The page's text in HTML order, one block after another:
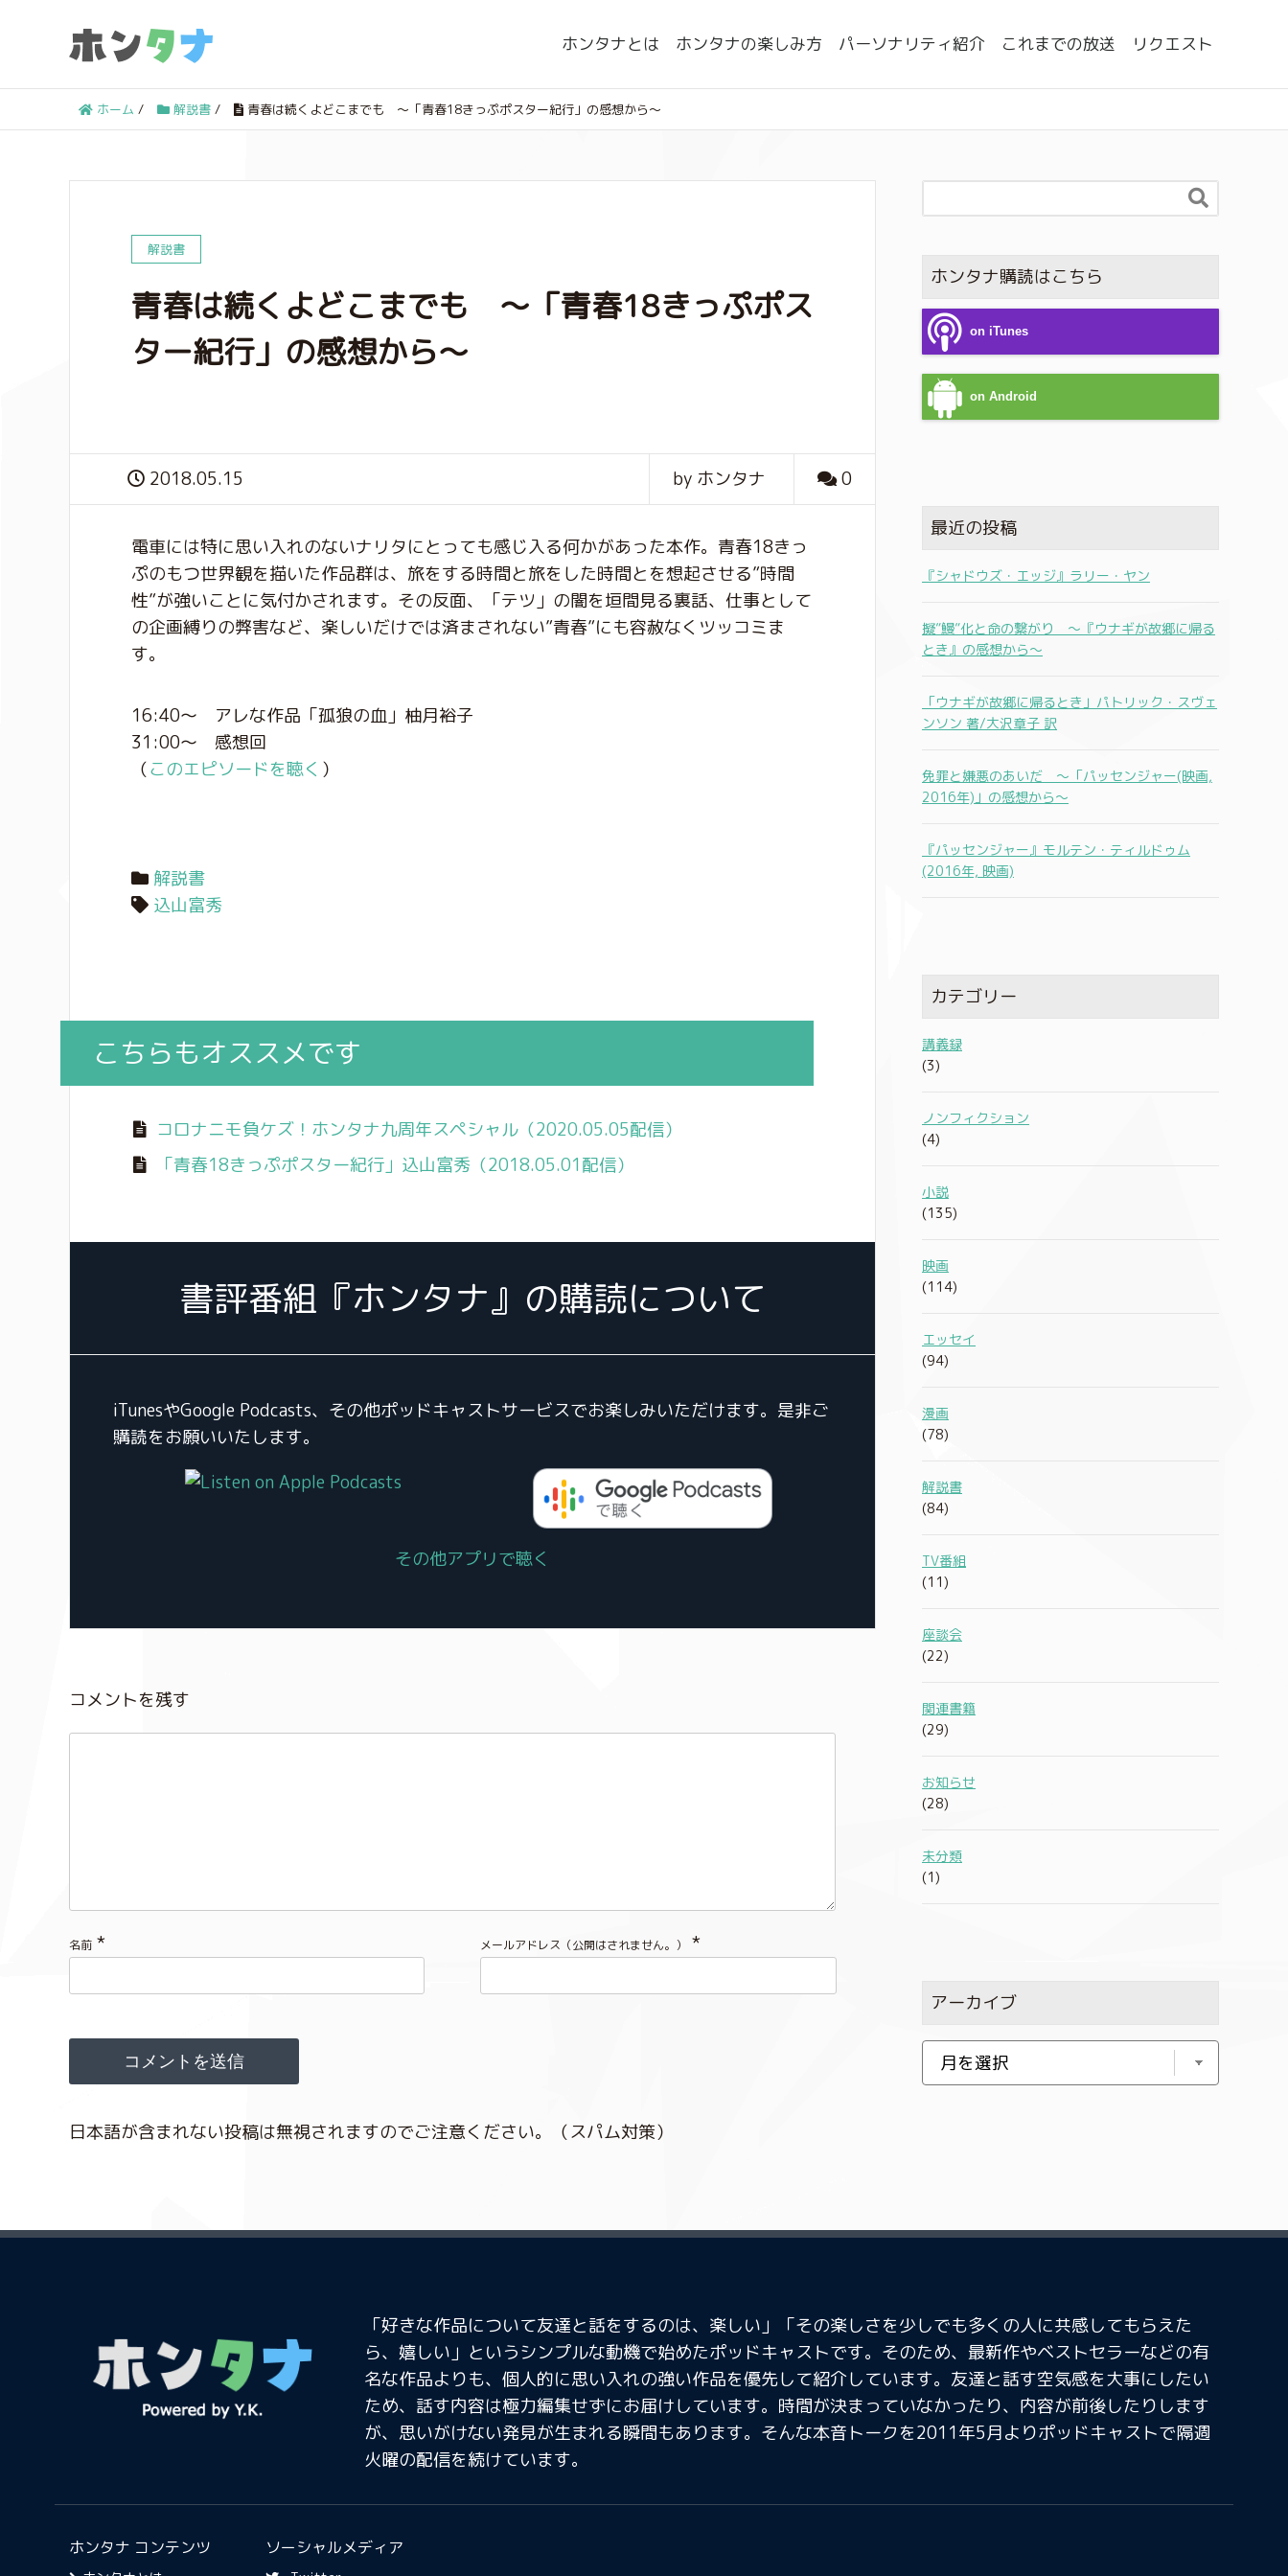
ホンタナとは ホンタナの楽しみ方 パーソナリティ紹介 これまでの放送 リクエスト
ホーム / 解説書 / 青春は続くよどこまでも ～「青春18きっぷポスター紀行」の感想から～
解説書
青春は続くよどこまでも ～「青春18きっぷポス
ター紀行」の感想から～
2018.05.15 by ホンタナ 0
電車には特に思い入れのないナリタにとっても感じ入る何かがあった本作。青春18きっ
ぷのもつ世界観を描いた作品群は、旅をする時間と旅をした時間とを想起させる”時間
性”が強いことに気付かされます。その反面、「テツ」の闇を垣間見る裏話、仕事として
の企画縛りの弊害など、楽しいだけでは済まされない”青春”にも容赦なくツッコミま
す。
16:40〜 アレな作品「孤狼の血」柚月裕子
31:00〜 感想回
（このエピソードを聴く ）
解説書
込山富秀
こちらもオススメです
コロナニモ負ケズ！ホンタナ九周年スペシャル（2020.05.05配信）
「青春18きっぷポスター紀行」込山富秀（2018.05.01配信）
書評番組『ホンタナ』の購読について
iTunesやGoogle Podcasts、その他ポッドキャストサービスでお楽しみいただけます。是非ご
購読をお願いいたします。
その他アプリで聴く
コメントを残す
名前 * メールアドレス（公開はされません。） *
日本語が含まれない投稿は無視されますのでご注意ください。（スパム対策）

ホンタナ購読はこちら
on iTunes
on Android
最近の投稿
『シャドウズ・エッジ』ラリー・ヤン
擬”鰻”化と命の繋がり 〜『ウナギが故郷に帰る
とき』の感想から〜
「ウナギが故郷に帰るとき」パトリック・スヴェ
ンソン 著/大沢章子 訳
免罪と嫌悪のあいだ 〜「パッセンジャー(映画,
2016年)」の感想から〜
『パッセンジャー』モルテン・ティルドゥム
(2016年, 映画)
カテゴリー
講義録
(3)
ノンフィクション
(4)
小説
(135)
映画
(114)
エッセイ
(94)
漫画
(78)
解説書
(84)
TV番組
(11)
座談会
(22)
関連書籍
(29)
お知らせ
(28)
未分類
(1)
アーカイブ
「好きな作品について友達と話をするのは、楽しい」「その楽しさを少しでも多くの人に共感してもらえた
ら、嬉しい」というシンプルな動機で始めたポッドキャストです。そのため、最新作やベストセラーなどの有
名な作品よりも、個人的に思い入れの強い作品を優先して紹介しています。友達と話す空気感を大事にしたい
ため、話す内容は極力編集せずにお届けしています。時間が決まっていなかったり、内容が前後したりします
が、思いがけない発見が生まれる瞬間もあります。そんな本音トークを2011年5月よりポッドキャストで隔週
火曜の配信を続けています。
ホンタナ コンテンツ ソーシャルメディア